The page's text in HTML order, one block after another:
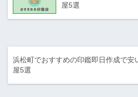
屋5選
浜松町でおすすめの印鑑即日作成で安
屋5選